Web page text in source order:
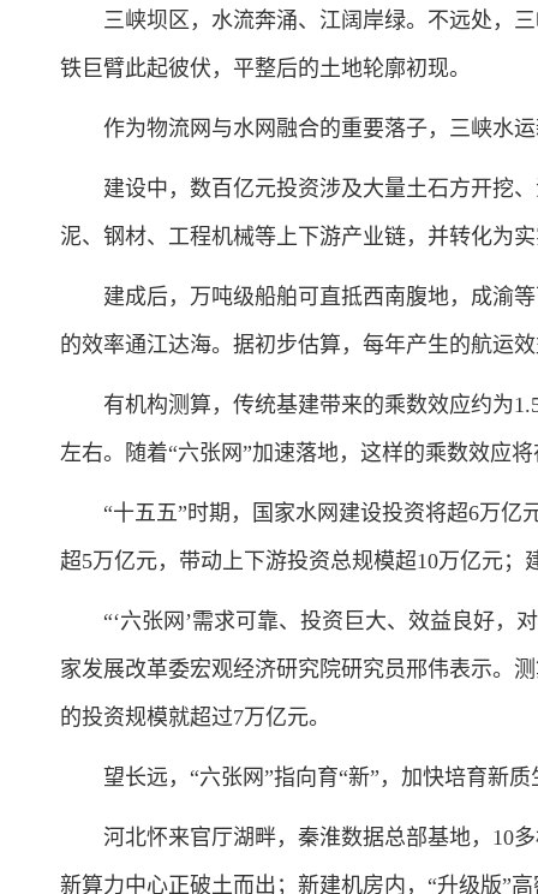
三峡坝区，水流奔涌、江阔岸绿。不远处，三
铁巨臂此起彼伏，平整后的土地轮廓初现。
作为物流网与水网融合的重要落子，三峡水
建设中，数百亿元投资涉及大量土石方开挖、
泥、钢材、工程机械等上下游产业链，并转化为
建成后，万吨级船舶可直抵西南腹地，成渝等
的效率通江达海。据初步估算，每年产生的航运
有机构测算，传统基建带来的乘数效应约为
左右。随着“六张网”加速落地，这样的乘数效应
“十五五”时期，国家水网建设投资将超6万亿
超5万亿元，带动上下游投资总规模超10万亿元
“‘六张网’需求可靠、投资巨大、效益良好，
家发展改革委宏观经济研究院研究员邢伟表示。
的投资规模就超过7万亿元。
望长远，“六张网”指向育“新”，加快培育新质
河北怀来官厅湖畔，秦淮数据总部基地，10多
新算力中心正破土而出；新建机房内，“升级版”